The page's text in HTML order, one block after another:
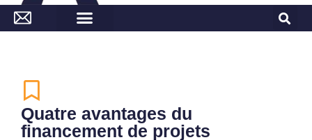
Quatre avantages du
financement de projets